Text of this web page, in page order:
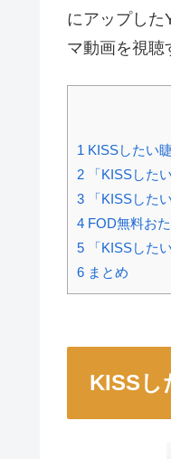
にアップした
マ動画を視聴
1 KISSしたい
2 「KISSした
3 「KISSした
4 FOD無料お
5 「KISSした
6 まとめ
KISSし